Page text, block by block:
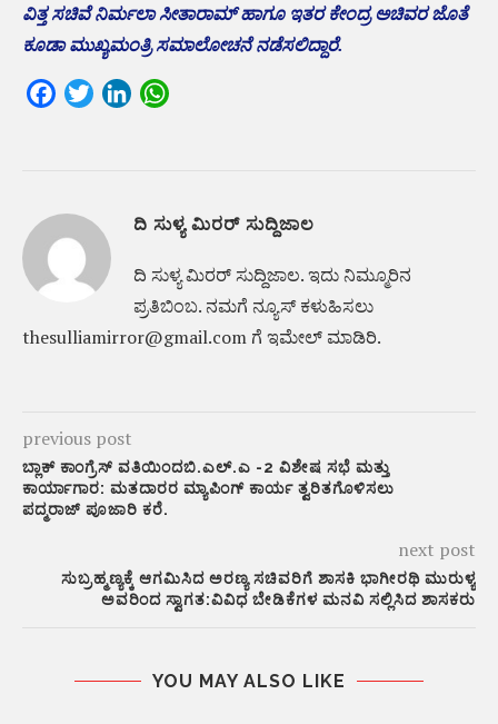
ವಿತ್ತ ಸಚಿವೆ ನಿರ್ಮಲಾ ಸೀತಾರಾಮ್ ಹಾಗೂ ಇತರ ಕೇಂದ್ರ ಅಚಿವರ ಜೊತೆ
ಕೂಡಾ ಮುಖ್ಯಮಂತ್ರಿ ಸಮಾಲೋಚನೆ ನಡೆಸಲಿದ್ದಾರೆ.
FacebookTwitterLinkedIn
ದಿ ಸುಳ್ಯ ಮಿರರ್ ಸುದ್ದಿಜಾಲ
ದಿ ಸುಳ್ಯ ಮಿರರ್‌ ಸುದ್ದಿಜಾಲ. ಇದು ನಿಮ್ಮೂರಿನ
ಪ್ರತಿಬಿಂಬ. ನಮಗೆ ನ್ಯೂಸ್‌ ಕಳುಹಿಸಲು
thesulliamirror@gmail.com ಗೆ ಇಮೇಲ್ ಮಾಡಿರಿ.
previous post
ಬ್ಲಾಕ್ ಕಾಂಗ್ರೆಸ್ ವತಿಯಿಂದಬಿ.ಎಲ್.ಎ -2 ವಿಶೇಷ ಸಭೆ ಮತ್ತು
ಕಾರ್ಯಾಗಾರ: ಮತದಾರರ ಮ್ಯಾಪಿಂಗ್ ಕಾರ್ಯ ತ್ವರಿತಗೊಳಿಸಲು
ಪದ್ಮರಾಜ್ ಪೂಜಾರಿ ಕರೆ.
next post
ಸುಬ್ರಹ್ಮಣ್ಯಕ್ಕೆ ಆಗಮಿಸಿದ ಅರಣ್ಯ ಸಚಿವರಿಗೆ ಶಾಸಕಿ ಭಾಗೀರಥಿ ಮುರುಳ್ಯ
ಅವರಿಂದ ಸ್ವಾಗತ:ವಿವಿಧ ಬೇಡಿಕೆಗಳ ಮನವಿ ಸಲ್ಲಿಸಿದ ಶಾಸಕರು
YOU MAY ALSO LIKE